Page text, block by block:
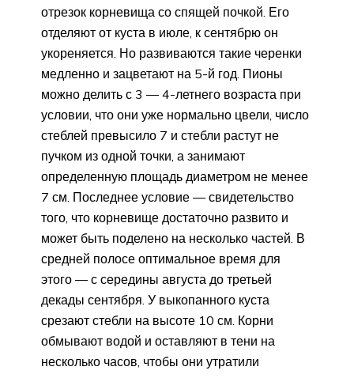
отрезок корневища со спящей почкой. Его
отделяют от куста в июле, к сентябрю он
укореняется. Но развиваются такие черенки
медленно и зацветают на 5-й год. Пионы
можно делить с 3 — 4-летнего возраста при
условии, что они уже нормально цвели, число
стеблей превысило 7 и стебли растут не
пучком из одной точки, а занимают
определенную площадь диаметром не менее
7 см. Последнее условие — свидетельство
того, что корневище достаточно развито и
может быть поделено на несколько частей. В
средней полосе оптимальное время для
этого — с середины августа до третьей
декады сентября. У выкопанного куста
срезают стебли на высоте 10 см. Корни
обмывают водой и оставляют в тени на
несколько часов, чтобы они утратили